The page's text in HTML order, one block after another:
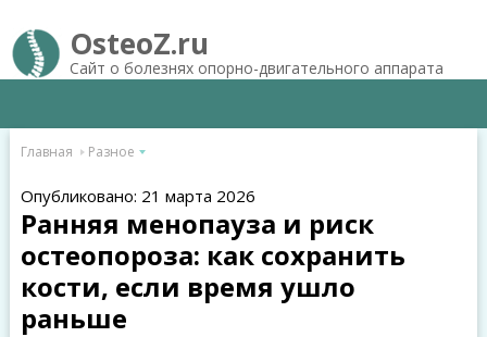
OsteoZ.ru
Сайт о болезнях опорно-двигательного аппарата
Главная Разное
Опубликовано: 21 марта 2026
Ранняя менопауза и риск
остеопороза: как сохранить
кости, если время ушло
раньше